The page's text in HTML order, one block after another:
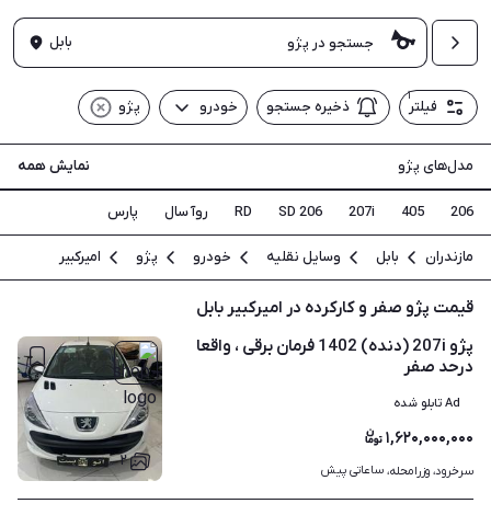
بابل
۱
فیلتر ذخیره جستجو خودرو پژو
مدل‌های پژو نمایش همه
206
405
207i
206 SD
RD روآ سال پارس
مازندران بابل وسایل نقلیه خودرو پژو امیرکبیر
قیمت پژو صفر و کارکرده در امیرکبیر بابل
۲
پژو 207i (دنده) 1402 فرمان برقی ، واقعا
درحد صفر
Ad تابلو شده
۱,۶۲۰,۰۰۰,۰۰۰
سرخرود، وزرامحله، ساعاتی پیش